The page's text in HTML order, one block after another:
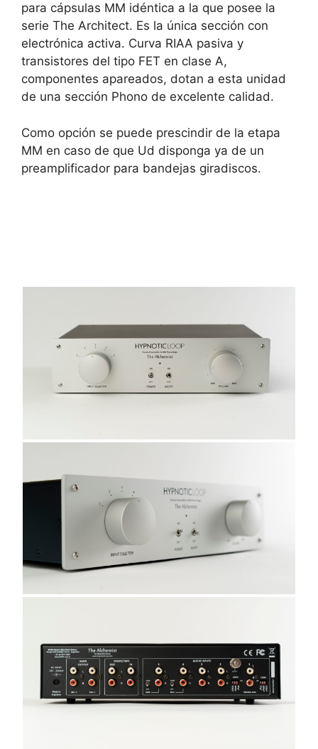
para cápsulas MM idéntica a la que posee la
serie The Architect. Es la única sección con
electrónica activa. Curva RIAA pasiva y
transistores del tipo FET en clase A,
componentes apareados, dotan a esta unidad
de una sección Phono de excelente calidad.
Como opción se puede prescindir de la etapa
MM en caso de que Ud disponga ya de un
preamplificador para bandejas giradiscos.